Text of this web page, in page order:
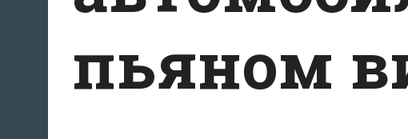
пьяном